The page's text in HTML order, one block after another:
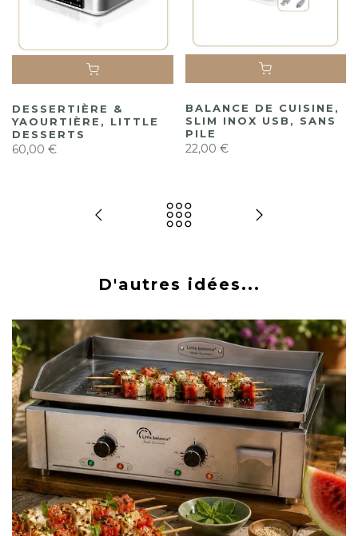
DESSERTIÈRE &
YAOURTIÈRE, LITTLE
DESSERTS
60,00 €
BALANCE DE CUISINE,
SLIM INOX USB, SANS
PILE
22,00 €
D'autres idées...